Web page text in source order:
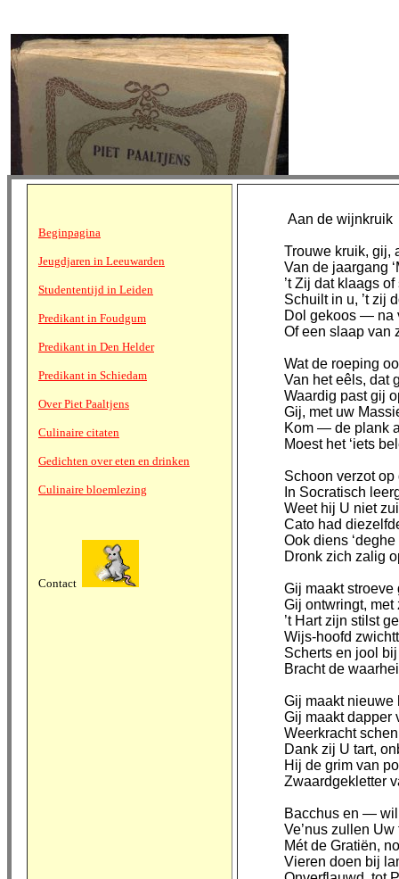
Beginpagina
Jeugdjaren in Leeuwarden
Studententijd in Leiden
Predikant in Foudgum
Predikant in Den Helder
Predikant in Schiedam
Over Piet Paaltjens
Culinaire citaten
Gedichten over eten en drinken
Culinaire bloemlezing
Contact
Aan de wijnkruik
Trouwe kruik, gij,
Van de jaargang
’t Zij dat klaags
Schuilt in u, ’t zij
Dol gekoos —
Of een slaap van
Wat de roeping
Van het eêls, dat
Waardig past gij
Gij, met uw
Kom — de plank
Moest het ‘iets
Schoon verzot op
In Socratisch
Weet hij U niet
Cato had
Ook diens
Dronk zich zalig
Gij maakt stroeve
Gij ontwringt, met
’t Hart zijn stilst
Wijs-hoofd
Scherts en jool
Bracht de
Gij maakt nieuwe
Gij maakt dapper
Weerkracht
Dank zij U tart,
Hij de grim van
Zwaardgekletter
Bacchus en —
Ve’nus zullen Uw
Mét de Gratiën,
Vieren doen bij